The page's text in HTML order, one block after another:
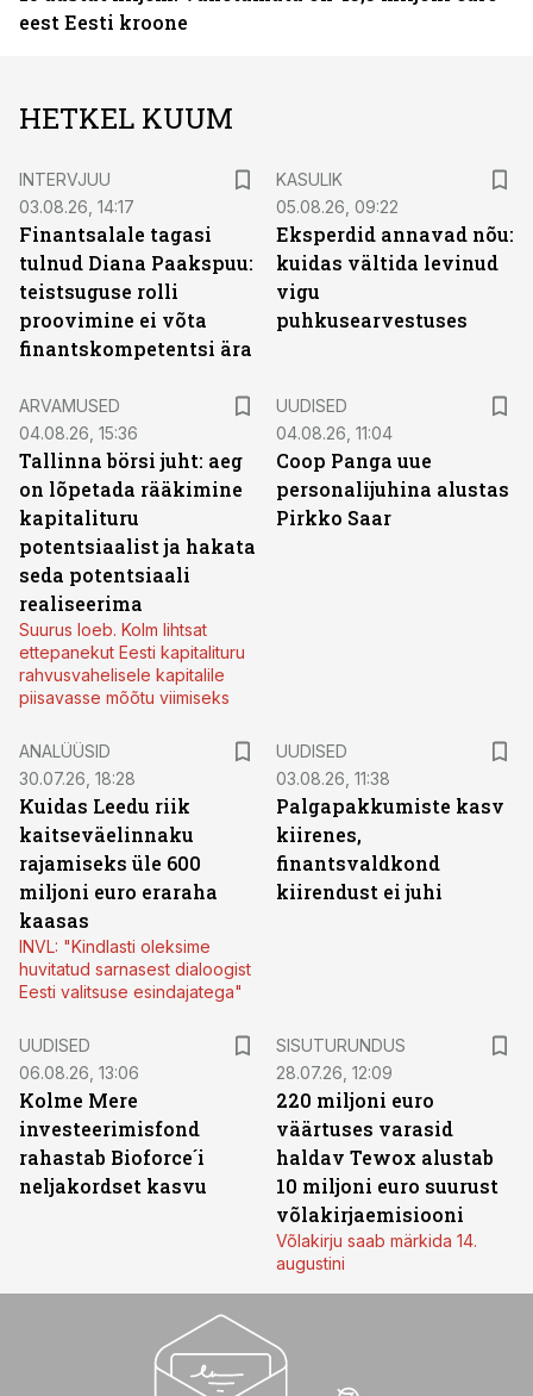
eest Eesti kroone
HETKEL KUUM
INTERVJUU
03.08.26, 14:17
Finantsalale tagasi
tulnud Diana Paakspuu:
teistsuguse rolli
proovimine ei võta
finantskompetentsi ära
KASULIK
05.08.26, 09:22
Eksperdid annavad nõu:
kuidas vältida levinud
vigu
puhkusearvestuses
ARVAMUSED
04.08.26, 15:36
Tallinna börsi juht: aeg
on lõpetada rääkimine
kapitalituru
potentsiaalist ja hakata
seda potentsiaali
realiseerima
Suurus loeb. Kolm lihtsat
ettepanekut Eesti kapitalituru
rahvusvahelisele kapitalile
piisavasse mõõtu viimiseks
UUDISED
04.08.26, 11:04
Coop Panga uue
personalijuhina alustas
Pirkko Saar
ANALÜÜSID
30.07.26, 18:28
Kuidas Leedu riik
kaitseväelinnaku
rajamiseks üle 600
miljoni euro eraraha
kaasas
INVL: "Kindlasti oleksime
huvitatud sarnasest dialoogist
Eesti valitsuse esindajatega"
UUDISED
03.08.26, 11:38
Palgapakkumiste kasv
kiirenes,
finantsvaldkond
kiirendust ei juhi
UUDISED
06.08.26, 13:06
Kolme Mere
investeerimisfond
rahastab Bioforce´i
neljakordset kasvu
SISUTURUNDUS
28.07.26, 12:09
220 miljoni euro
väärtuses varasid
haldav Tewox alustab
10 miljoni euro suurust
võlakirjaemisiooni
Võlakirju saab märkida 14.
augustini